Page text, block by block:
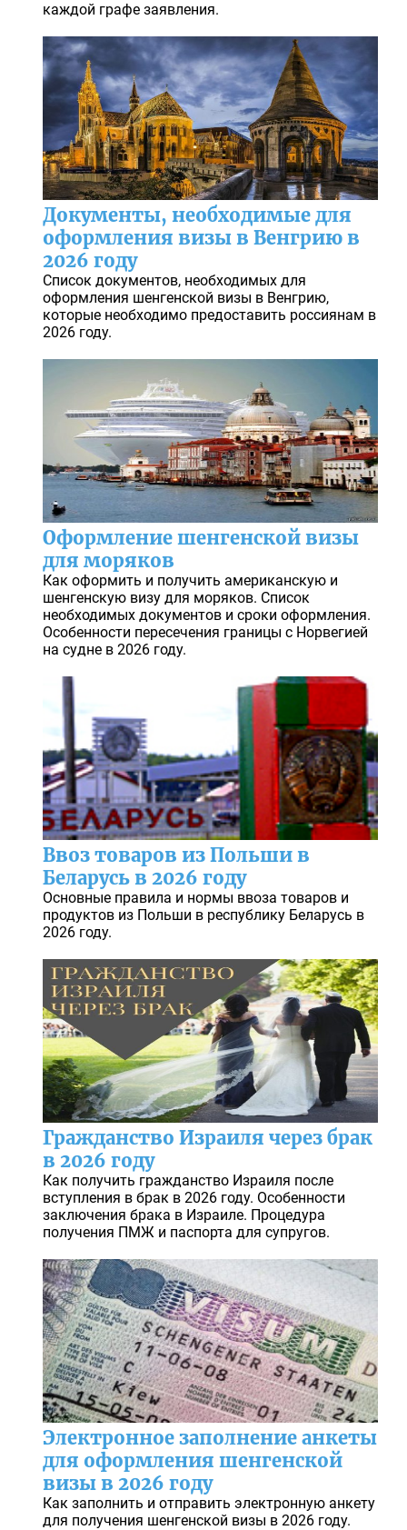
каждой графе заявления.
Документы, необходимые для
оформления визы в Венгрию в
2026 году
Список документов, необходимых для
оформления шенгенской визы в Венгрию,
которые необходимо предоставить россиянам в
2026 году.
Оформление шенгенской визы
для моряков
Как оформить и получить американскую и
шенгенскую визу для моряков. Список
необходимых документов и сроки оформления.
Особенности пересечения границы с Норвегией
на судне в 2026 году.
Ввоз товаров из Польши в
Беларусь в 2026 году
Основные правила и нормы ввоза товаров и
продуктов из Польши в республику Беларусь в
2026 году.
Гражданство Израиля через брак
в 2026 году
Как получить гражданство Израиля после
вступления в брак в 2026 году. Особенности
заключения брака в Израиле. Процедура
получения ПМЖ и паспорта для супругов.
Электронное заполнение анкеты
для оформления шенгенской
визы в 2026 году
Как заполнить и отправить электронную анкету
для получения шенгенской визы в 2026 году.